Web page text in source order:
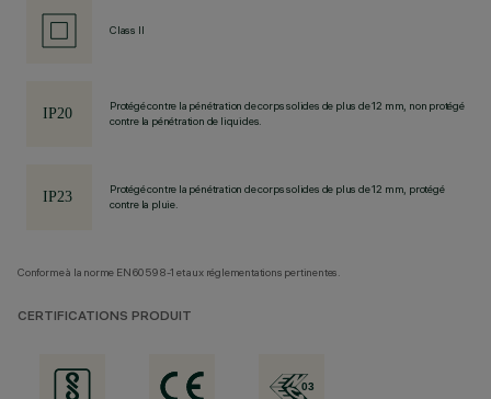
Class II
Protégé contre la pénétration de corps solides de plus de 12 mm, non protégé
contre la pénétration de liquides.
Protégé contre la pénétration de corps solides de plus de 12 mm, protégé
contre la pluie.
Conforme à la norme EN60598-1 et aux réglementations pertinentes.
CERTIFICATIONS PRODUIT